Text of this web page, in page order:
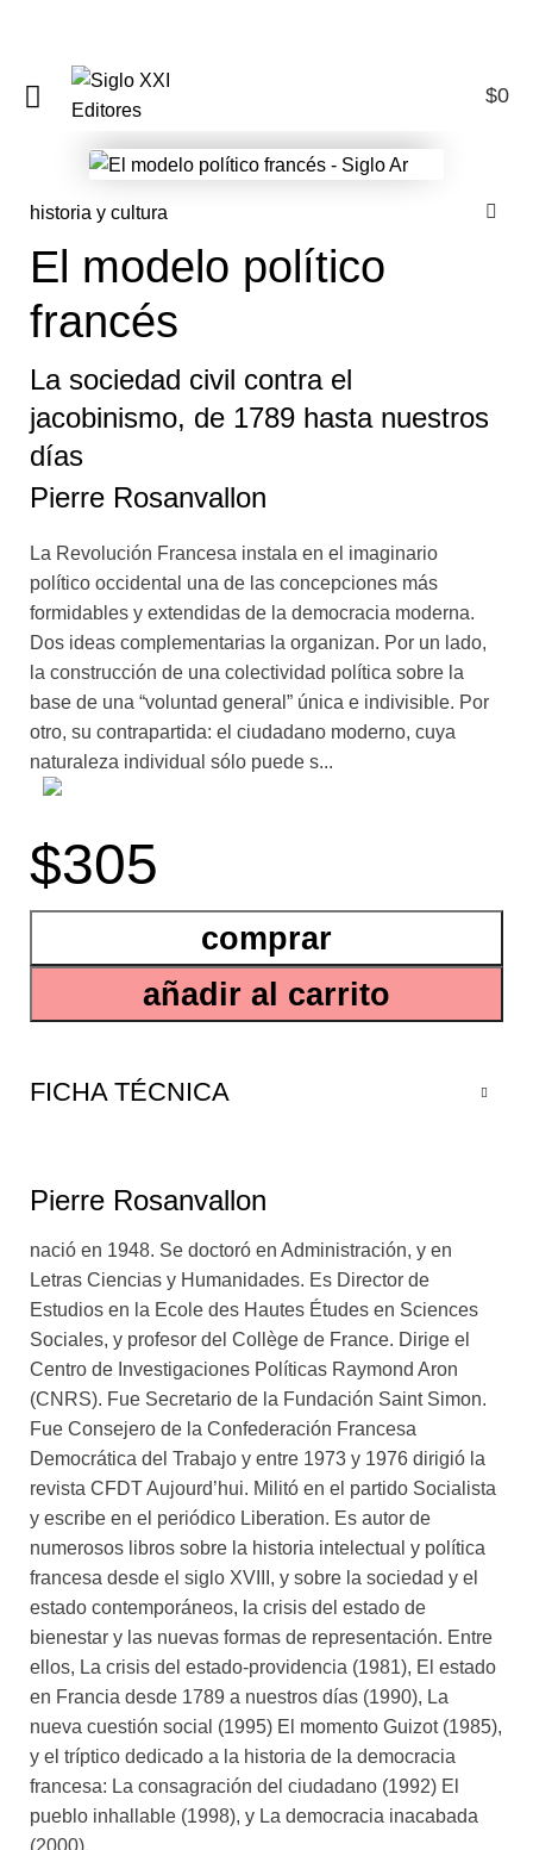
$0
historia y cultura
El modelo político
francés
La sociedad civil contra el
jacobinismo, de 1789 hasta nuestros
días
Pierre Rosanvallon
La Revolución Francesa instala en el imaginario
político occidental una de las concepciones más
formidables y extendidas de la democracia moderna.
Dos ideas complementarias la organizan. Por un lado,
la construcción de una colectividad política sobre la
base de una “voluntad general” única e indivisible. Por
otro, su contrapartida: el ciudadano moderno, cuya
naturaleza individual sólo puede s...
proclama homogénea. La Revolución Francesa
convirtió esta convicción en norma, al prohibir la
los ciudadanos y la Asamblea, lugar de la encarnación
de la voluntad general. En su estudio del modelo
político francés, Pierre Rosanvallon asocia esta imagen
de la democracia, fuertemente enraizada en Rousseau,
de historia francesa, y sigue los cambios sociales y
una sociedad en la que no sólo quedan rastros de
social, sino que permanentemente crea otras formas
corporativas nuevas. Este es el nudo de un texto que,
sobre la base del análisis del caso francés, se embarca
en una profunda reflexión sobre algunos de los
problemas centrales de la democracia moderna en
Occidente. El modelo político francés es un libro clave
en la vasta obra de Rosanvallon, ya que condensa una
larga serie de investigaciones tratadas extensa pero
fragmentariamente en sus libros anteriores. Justamente
por eso, ofrece una visión sintética y de conjunto de un
problema crucial de la democracia moderna: la relación
entre la política y la sociedad, a partir de las visiones y
convicciones que inaugura la Revolución Francesa.
Luciano de Privitellio
$305
añadir al carrito
comprar
FICHA TÉCNICA
Pierre Rosanvallon
nació en 1948. Se doctoró en Administración, y en
Letras Ciencias y Humanidades. Es Director de
Estudios en la Ecole des Hautes Études en Sciences
Sociales, y profesor del Collège de France. Dirige el
Centro de Investigaciones Políticas Raymond Aron
(CNRS). Fue Secretario de la Fundación Saint Simon.
Fue Consejero de la Confederación Francesa
Democrática del Trabajo y entre 1973 y 1976 dirigió la
revista CFDT Aujourd’hui. Militó en el partido Socialista
y escribe en el periódico Liberation. Es autor de
numerosos libros sobre la historia intelectual y política
francesa desde el siglo XVIII, y sobre la sociedad y el
estado contemporáneos, la crisis del estado de
bienestar y las nuevas formas de representación. Entre
ellos, La crisis del estado-providencia (1981), El estado
en Francia desde 1789 a nuestros días (1990), La
nueva cuestión social (1995) El momento Guizot (1985),
y el tríptico dedicado a la historia de la democracia
francesa: La consagración del ciudadano (1992) El
pueblo inhallable (1998), y La democracia inacabada